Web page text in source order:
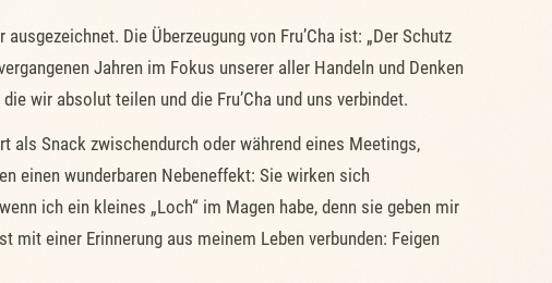
Die Überzeugung von Fru’Cha ist: „Der Schutz
Jahren im Fokus unserer aller Handeln und Denken
wir absolut teilen und die Fru’Cha und uns verbindet.
als Snack zwischendurch oder während eines Meetings,
einen wunderbaren Nebeneffekt: Sie wirken sich
ich ein kleines „Loch“ im Magen habe, denn sie geben mir
mit einer Erinnerung aus meinem Leben verbunden: Feigen